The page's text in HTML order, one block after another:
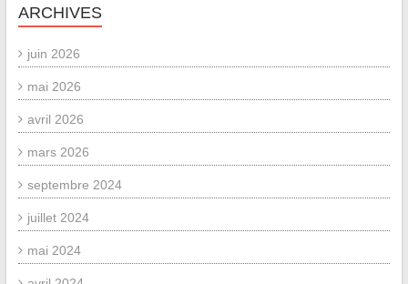
ARCHIVES
juin 2026
mai 2026
avril 2026
mars 2026
septembre 2024
juillet 2024
mai 2024